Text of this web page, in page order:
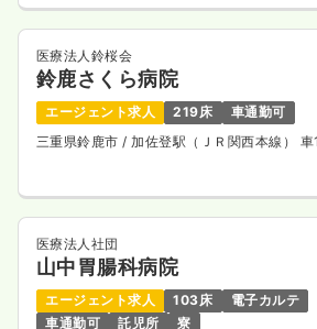
医療法人鈴桜会
鈴鹿さくら病院
エージェント求人 219床
車通勤可
三重県鈴鹿市 / 加佐登駅（ＪＲ関西本線）
医療法人社団
山中胃腸科病院
エージェント求人 103床
電子カルテ
車通勤可
託児所
寮